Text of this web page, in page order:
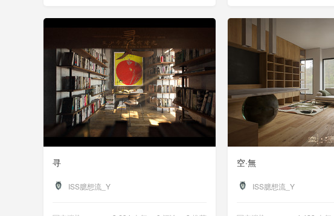
寻
ISS臆想流_Y
空·無
ISS臆想流_Y